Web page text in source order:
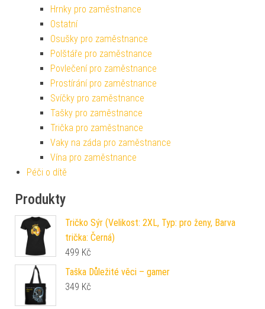
Hrnky pro zaměstnance
Ostatní
Osušky pro zaměstnance
Polštáře pro zaměstnance
Povlečení pro zaměstnance
Prostírání pro zaměstnance
Svíčky pro zaměstnance
Tašky pro zaměstnance
Trička pro zaměstnance
Vaky na záda pro zaměstnance
Vína pro zaměstnance
Péči o dítě
Produkty
Tričko Sýr (Velikost: 2XL, Typ: pro ženy, Barva
trička: Černá)
499 Kč
Taška Důležité věci – gamer
349 Kč